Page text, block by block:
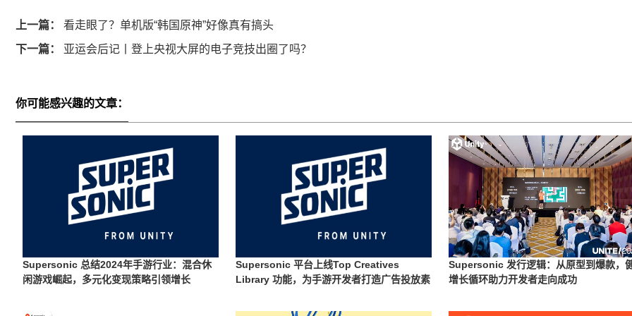
上一篇： 看走眼了？单机版“韩国原神”好像真有搞头
下一篇： 亚运会后记丨登上央视大屏的电子竞技出圈了吗？
你可能感兴趣的文章：
Supersonic 总结2024年手游行业：混合休
闲游戏崛起，多元化变现策略引领增长
Supersonic 平台上线Top Creatives
Library 功能，为手游开发者打造广告投放素
Supersonic 发行逻辑：从原型到爆款，
增长循环助力开发者走向成功